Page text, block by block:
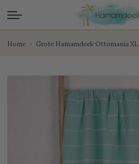
Home Grote Hamamdoek Ottomania